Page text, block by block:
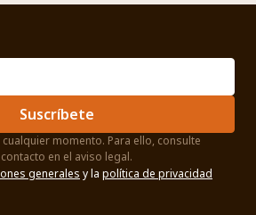
Suscríbete
momento. Para ello, consulte
en el aviso legal.
generales y la política de privacidad